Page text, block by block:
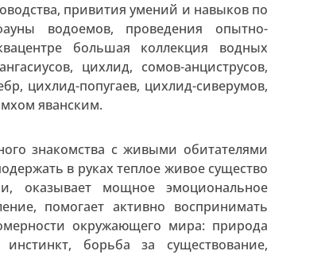
привития умений и навыков по
водоемов, проведения опытно-
большая коллекция водных
цихлид, сомов-анциструсов,
цихлид-попугаев, цихлид-сиверумов,
яванским.
знакомства с живыми обитателями
в руках теплое живое существо
оказывает мощное эмоциональное
помогает активно воспринимать
окружающего мира: природа
борьба за существование,